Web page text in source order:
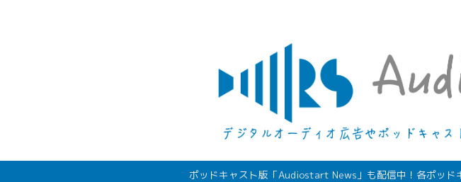
ポッドキャスト版「Audiostart News」も配信中！各ポッド